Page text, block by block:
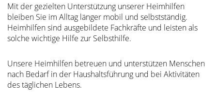
Mit der gezielten Unterstützung unserer Heimhilfen
bleiben Sie im Alltag länger mobil und selbstständig.
Heimhilfen sind ausgebildete Fachkräfte und leisten als
solche wichtige Hilfe zur Selbsthilfe.
Unsere Heimhilfen betreuen und unterstützen Menschen
nach Bedarf in der Haushaltsführung und bei Aktivitäten
des täglichen Lebens.